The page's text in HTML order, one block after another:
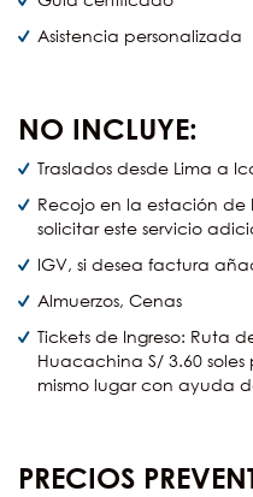
Asistencia personalizada
NO INCLUYE:
Traslados desde Lima a
Recojo en la estación
solicitar este servicio
IGV, si desea factura
Almuerzos, Cenas
Tickets de Ingreso: Ruta
Huacachina S/ 3.60
mismo lugar con ayuda
PRECIOS